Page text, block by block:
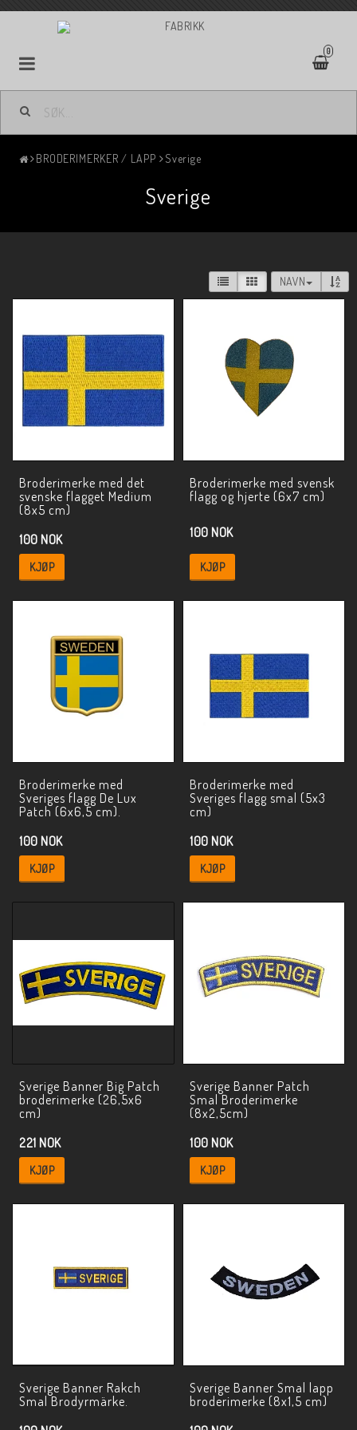
0
BRODERIMERKER / LAPP Sverige
Sverige
NAVN
Broderimerke med det
svenske flagget Medium
(8x5 cm)
100 NOK
KJØP
Broderimerke med svensk
flagg og hjerte (6x7 cm)
100 NOK
KJØP
Broderimerke med
Sveriges flagg De Lux
Patch (6x6,5 cm).
100 NOK
KJØP
Broderimerke med
Sveriges flagg smal (5x3
cm)
100 NOK
KJØP
Sverige Banner Big Patch
broderimerke (26,5x6
cm)
221 NOK
KJØP
Sverige Banner Patch
Smal Broderimerke
(8x2,5cm)
100 NOK
KJØP
Sverige Banner Rakch
Smal Brodyrmärke.
Sverige Banner Smal lapp
broderimerke (8x1,5 cm)